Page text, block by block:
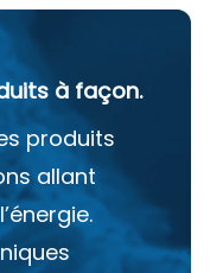
à façon.
produits
allant